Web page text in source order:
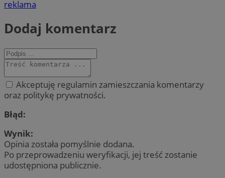
reklama
Dodaj komentarz
Akceptuję regulamin zamieszczania komentarzy
oraz politykę prywatności.
Błąd:
Wynik:
Opinia została pomyślnie dodana.
Po przeprowadzeniu weryfikacji, jej treść zostanie
udostępniona publicznie.